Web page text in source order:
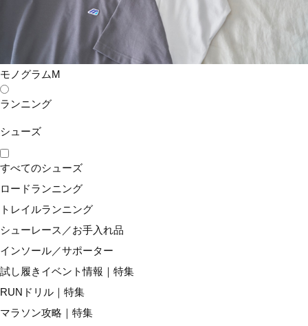
モノグラムM
ランニング
シューズ
すべてのシューズ
ロードランニング
トレイルランニング
シューレース／お手入れ品
インソール／サポーター
試し履きイベント情報｜特集
RUNドリル｜特集
マラソン攻略｜特集